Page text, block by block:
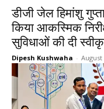
डीजी जेल हिमांशु
किया आकस्मिक
सुविधाओं की दी
Dipesh Kushwaha - August